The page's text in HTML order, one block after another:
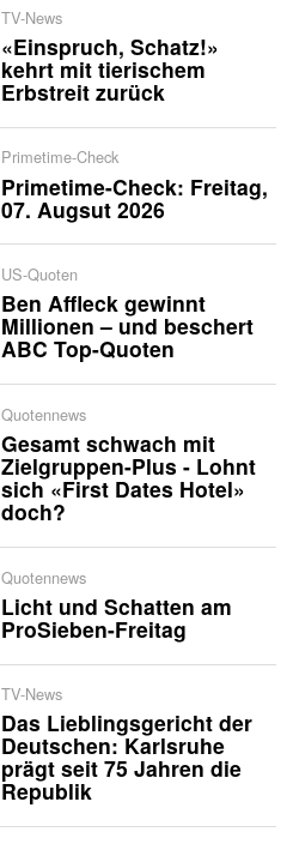
TV-News
«Einspruch, Schatz!»
kehrt mit tierischem
Erbstreit zurück
Primetime-Check
Primetime-Check: Freitag,
07. Augsut 2026
US-Quoten
Ben Affleck gewinnt
Millionen – und beschert
ABC Top-Quoten
Quotennews
Gesamt schwach mit
Zielgruppen-Plus - Lohnt
sich «First Dates Hotel»
doch?
Quotennews
Licht und Schatten am
ProSieben-Freitag
TV-News
Das Lieblingsgericht der
Deutschen: Karlsruhe
prägt seit 75 Jahren die
Republik